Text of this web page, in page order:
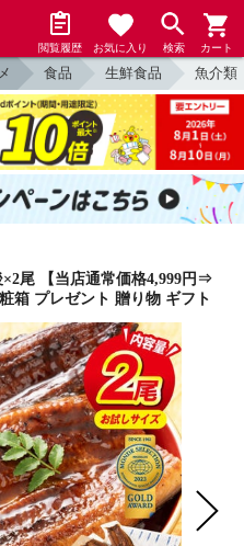
閲覧履歴 お気に入り 検索 カート
食品 生鮮食品 魚介
尾 【当店通常価格4,999円⇒
箱 プレゼント 贈り物 ギフト